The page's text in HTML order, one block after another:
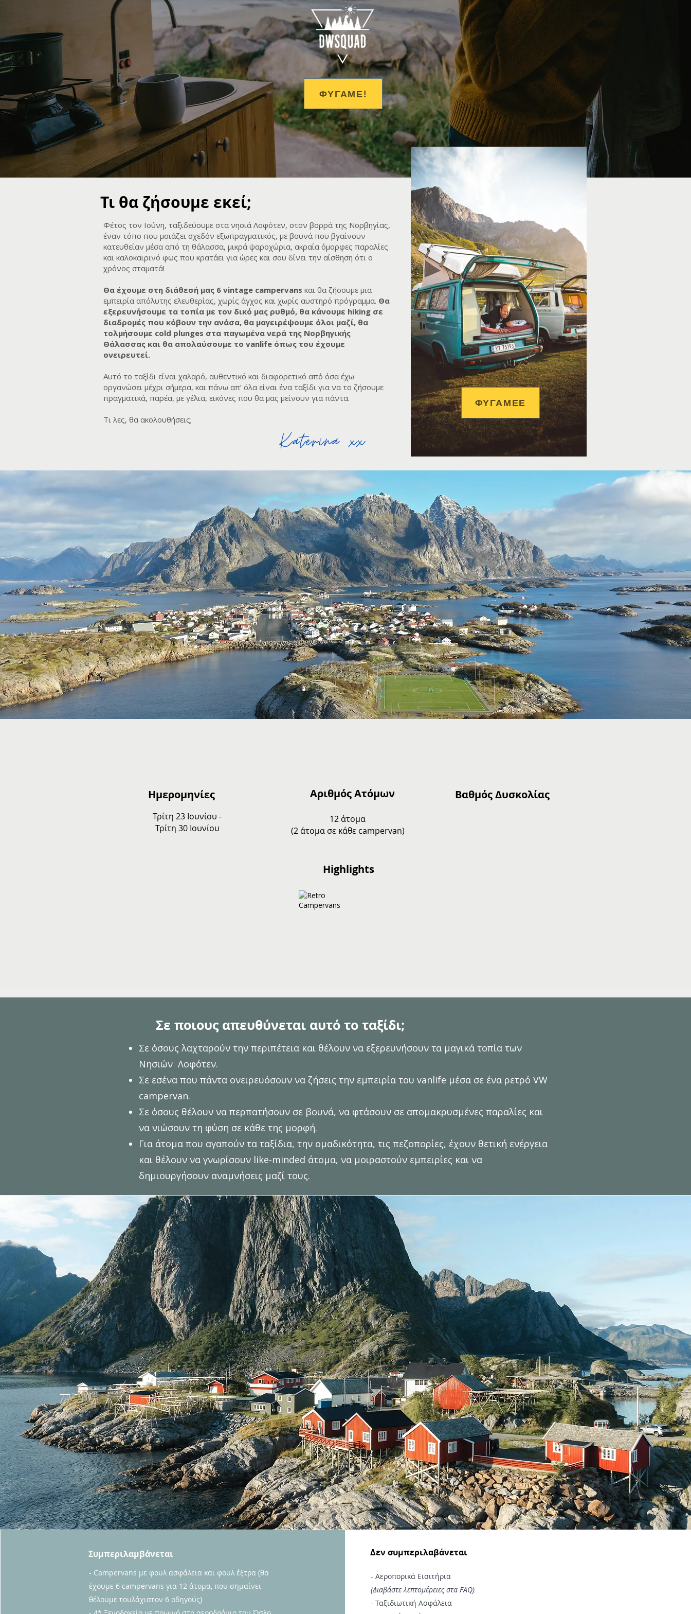
ΦΥΓΑΜΕ!
Τι θα ζήσουμε εκεί;
Φέτος τον Ιούνη, ταξιδεύουμε στα νησιά Λοφότεν, στον βορρά της Νορβηγίας,
έναν τόπο που μοιάζει σχεδόν εξωπραγματικός, με βουνά που βγαίνουν
κατευθείαν μέσα από τη θάλασσα, μικρά ψαροχώρια, ακραία όμορφες παραλίες
και καλοκαιρινό φως που κρατάει για ώρες και σου δίνει την αίσθηση ότι ο
χρόνος σταματά!
Θα έχουμε στη διάθεσή μας 6 vintage campervans και θα ζήσουμε μια
εμπειρία απόλυτης ελευθερίας, χωρίς άγχος και χωρίς αυστηρό πρόγραμμα. Θα
εξερευνήσουμε τα τοπία με τον δικό μας ρυθμό, θα κάνουμε hiking σε
διαδρομές που κόβουν την ανάσα, θα μαγειρέψουμε όλοι μαζί, θα
τολμήσουμε cold plunges στα παγωμένα νερά της Νορβηγικής
Θάλασσας και θα απολαύσουμε το vanlife όπως του έχουμε
ονειρευτεί.
Αυτό το ταξίδι είναι χαλαρό, αυθεντικό και διαφορετικό από όσα έχω
οργανώσει μέχρι σήμερα, και πάνω απ’ όλα είναι ένα ταξίδι για να το ζήσουμε
πραγματικά, παρέα, με γέλια, εικόνες που θα μας μείνουν για πάντα.
Τι λες, θα ακολουθήσεις;
ΦΥΓΑΜΕΕ
Ημερομηνίες
Τρίτη 23 Ιουνίου -
Τρίτη 30 Ιουνίου
Αριθμός Ατόμων
12 άτομα
(2 άτομα σε κάθε campervan)
Βαθμός Δυσκολίας
Highlights
Retro Campervans
Σε ποιους απευθύνεται αυτό το ταξίδι;
Σε όσους λαχταρούν την περιπέτεια και θέλουν να εξερευνήσουν τα μαγικά τοπία των
Νησιών Λοφότεν.
Σε εσένα που πάντα ονειρευόσουν να ζήσεις την εμπειρία του vanlife μέσα σε ένα ρετρό VW
campervan.
Σε όσους θέλουν να περπατήσουν σε βουνά, να φτάσουν σε απομακρυσμένες παραλίες και
να νιώσουν τη φύση σε κάθε της μορφή.
Για άτομα που αγαπούν τα ταξίδια, την ομαδικότητα, τις πεζοπορίες, έχουν θετική ενέργεια
και θέλουν να γνωρίσουν like-minded άτομα, να μοιραστούν εμπειρίες και να
δημιουργήσουν αναμνήσεις μαζί τους.
Συμπεριλαμβάνεται
- Campervans με φουλ ασφάλεια και φουλ έξτρα (θα
έχουμε 6 campervans για 12 άτομα, που σημαίνει
θέλουμε τουλάχιστον 6 οδηγούς)
Δεν συμπεριλαβάνεται
- Αεροπορικά Εισιτήρια
(Διαβάστε λεπτομέρειες στα FAQ)
- Ταξιδιωτική Ασφάλεια